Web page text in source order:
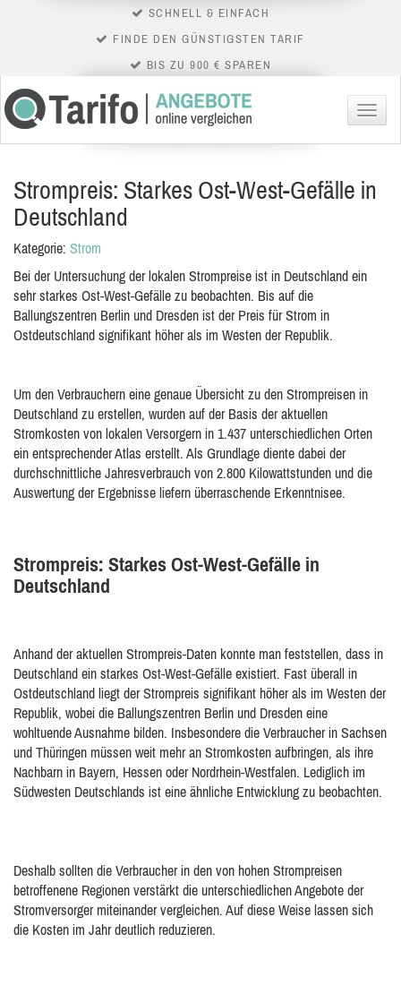
SCHNELL & EINFACH
FINDE DEN GÜNSTIGSTEN TARIF
BIS ZU 900 € SPAREN
Menü
Strompreis: Starkes Ost-West-Gefälle in
Deutschland
Kategorie: Strom
Bei der Untersuchung der lokalen Strompreise ist in Deutschland ein
sehr starkes Ost-West-Gefälle zu beobachten. Bis auf die
Ballungszentren Berlin und Dresden ist der Preis für Strom in
Ostdeutschland signifikant höher als im Westen der Republik.
Um den Verbrauchern eine genaue Übersicht zu den Strompreisen in
Deutschland zu erstellen, wurden auf der Basis der aktuellen
Stromkosten von lokalen Versorgern in 1.437 unterschiedlichen Orten
ein entsprechender Atlas erstellt. Als Grundlage diente dabei der
durchschnittliche Jahresverbrauch von 2.800 Kilowattstunden und die
Auswertung der Ergebnisse liefern überraschende Erkenntnisee.
Strompreis: Starkes Ost-West-Gefälle in
Deutschland
Anhand der aktuellen Strompreis-Daten konnte man feststellen, dass in
Deutschland ein starkes Ost-West-Gefälle existiert. Fast überall in
Ostdeutschland liegt der Strompreis signifikant höher als im Westen der
Republik, wobei die Ballungszentren Berlin und Dresden eine
wohltuende Ausnahme bilden. Insbesondere die Verbraucher in Sachsen
und Thüringen müssen weit mehr an Stromkosten aufbringen, als ihre
Nachbarn in Bayern, Hessen oder Nordrhein-Westfalen. Lediglich im
Südwesten Deutschlands ist eine ähnliche Entwicklung zu beobachten.
Deshalb sollten die Verbraucher in den von hohen Strompreisen
betroffenene Regionen verstärkt die unterschiedlichen Angebote der
Stromversorger miteinander vergleichen. Auf diese Weise lassen sich
die Kosten im Jahr deutlich reduzieren.